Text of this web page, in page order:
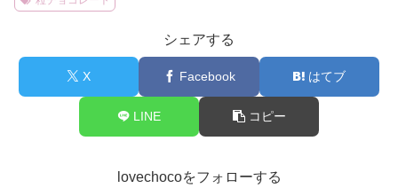
シェアする
X Facebook はてブ
LINE コピー
lovechocoをフォローする